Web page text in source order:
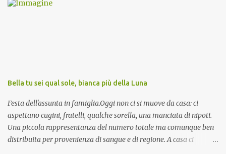
preghiera.
Bella tu sei qual sole, bianca più della Luna
Festa dell'assunta in famiglia.Oggi non ci si muove da casa: ci
aspettano cugini, fratelli, qualche sorella, una manciata di nipoti.
Una piccola rappresentanza del numero totale ma comunque ben
distribuita per provenienza di sangue e di regione. A casa ci